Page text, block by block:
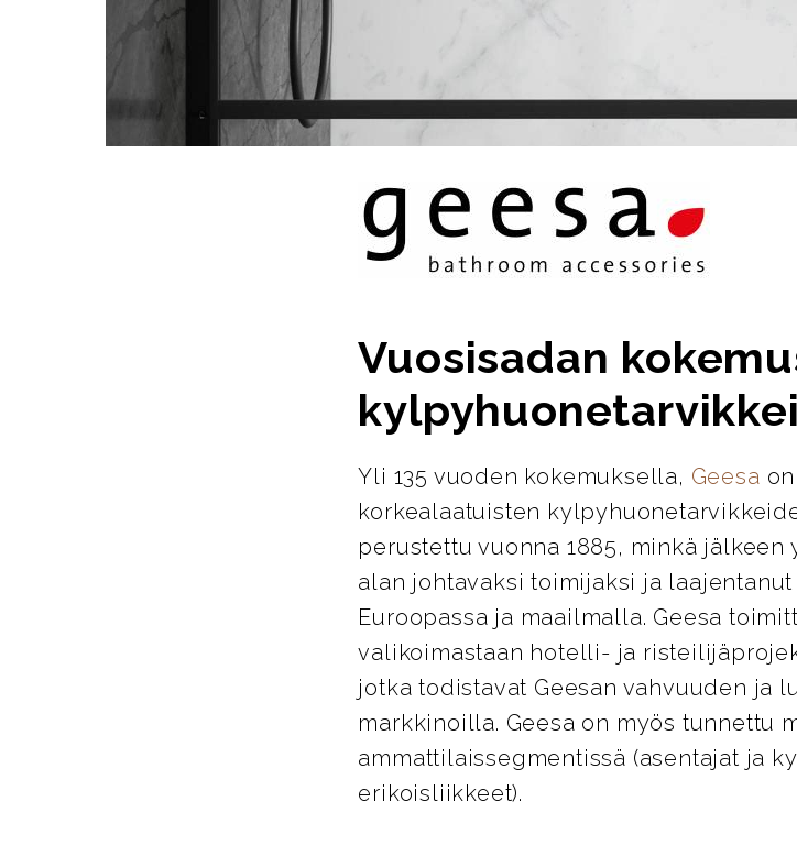
Vuosisadan
Yli 135 vuoden kokemuksella, Geesa
korkealaatuisten
perustettu vuonna 1885, minkä
alan johtavaksi toimijaksi ja
Euroopassa ja maailmalla. Geesa
valikoimastaan hotelli- ja
jotka todistavat Geesan vahvuuden ja
markkinoilla. Geesa on myös tunnettu
ammattilaissegmentissä (asentajat ja
erikoisliikkeet).